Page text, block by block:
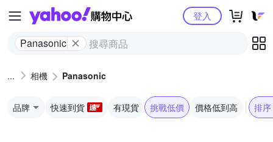
Yahoo購物中心
Panasonic
登入
相機 Panasonic
品牌 快速到貨 有現貨 挑戰低價 價格低到高 排序